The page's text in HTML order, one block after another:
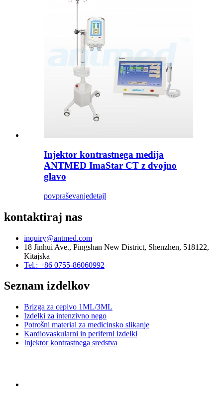
Injektor kontrastnega medija
ANTMED ImaStar CT z dvojno
glavo
povpraševanjedetajl
kontaktiraj nas
inquiry@antmed.com
18 Jinhui Ave., Pingshan New District, Shenzhen, 518122,
Kitajska
Tel.: +86 0755-86060992
Seznam izdelkov
Brizga za cepivo 1ML/3ML
Izdelki za intenzivno nego
Potrošni material za medicinsko slikanje
Kardiovaskularni in periferni izdelki
Injektor kontrastnega sredstva